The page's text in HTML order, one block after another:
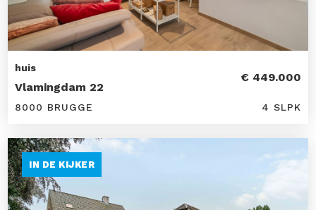
huis
Vlamingdam 22
€ 449.000
8000 BRUGGE 4 SLPK
IN DE KIJKER